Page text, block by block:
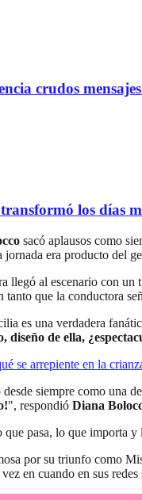
crudos
los
sacó aplausos como
era producto del
al escenario con
tanto que la conductora
es una verdadera
diseño de ella,
se arrepiente en la
desde siempre como una
", respondió Diana
que pasa, lo que importa y
por su triunfo como
en cuando en sus